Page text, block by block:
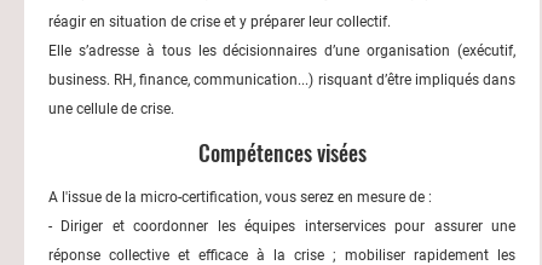
réagir en situation de crise et y préparer leur collectif.
Elle s’adresse à tous les décisionnaires d’une organisation (exécutif,
business. RH, finance, communication...) risquant d’être impliqués dans
une cellule de crise.
Compétences visées
A l'issue de la micro-certification, vous serez en mesure de :
- Diriger et coordonner les équipes interservices pour assurer une
réponse collective et efficace à la crise ; mobiliser rapidement les